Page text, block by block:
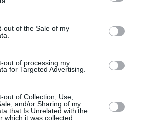
to Google and its third-party tags to
below specified purposes in below Google
out of the Sale of my
out of processing my
for Targeted Advertising.
out of Collection, Use,
and/or Sharing of my
that Is Unrelated with the
which it was collected.
κτλ.)
εμπόριο ηλεκτρονικών
και λογισμικού σε
τις υπηρεσίες
ή τηλεφωνικού εμπορίου με
κτλ.)
εμπόριο τηλεπικοινωνιακού
με εξαίρεση τις υπηρεσίες